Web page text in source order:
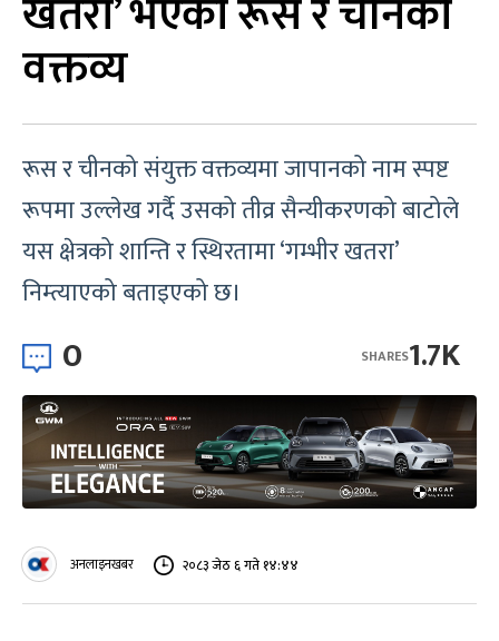
खतरा’ भएको रूस र चीनको
वक्तव्य
रूस र चीनको संयुक्त वक्तव्यमा जापानको नाम स्पष्ट
रूपमा उल्लेख गर्दै उसको तीव्र सैन्यीकरणको बाटोले
यस क्षेत्रको शान्ति र स्थिरतामा ‘गम्भीर खतरा’
निम्त्याएको बताइएको छ।
0 1.7K
SHARES
अनलाइनखबर २०८३ जेठ ६ गते १४:४४